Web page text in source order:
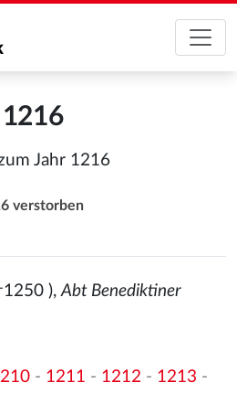
1216
Jahr 1216
verstorben
),Abt Benediktiner
- 1211 - 1212 - 1213 -